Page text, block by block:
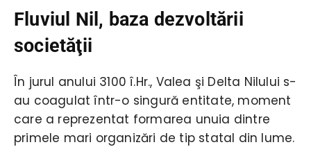
Fluviul Nil, baza dezvoltării
societăţii
În jurul anului 3100 î.Hr., Valea şi Delta Nilului s-
au coagulat într-o singură entitate, moment
care a reprezentat formarea unuia dintre
primele mari organizări de tip statal din lume.